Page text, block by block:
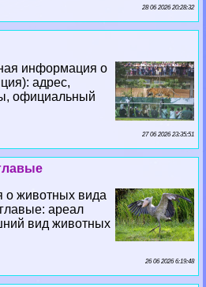
28 06 2026 20:28:32
информация о
адрес,
официальный
27 06 2026 23:35:51
животных вида
ареал
вид животных
26 06 2026 6:19:48